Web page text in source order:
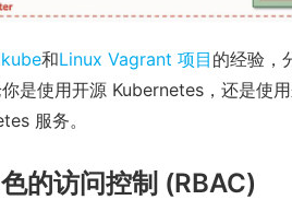
和Linux Vagrant 项目 的经验，
是使用开源 Kubernetes，还是使
服务。
的访问控制 (RBAC)